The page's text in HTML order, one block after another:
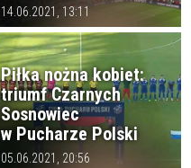
14.06.2021, 13:11
Piłka nożna kobiet:
triumf Czarnych
Sosnowiec
w Pucharze Polski
05.06.2021, 20:56